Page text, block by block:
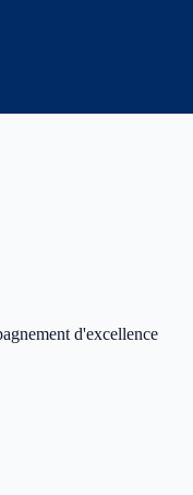
d'excellence